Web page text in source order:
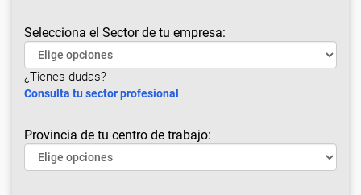
Selecciona el Sector de tu empresa:
¿Tienes dudas?
Consulta tu sector profesional
Provincia de tu centro de trabajo: